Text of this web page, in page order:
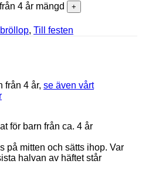
4 år mängd
, Till festen
från 4 år, se även vårt
för barn från ca. 4 år
på mitten och sätts ihop. Var
halvan av häftet står